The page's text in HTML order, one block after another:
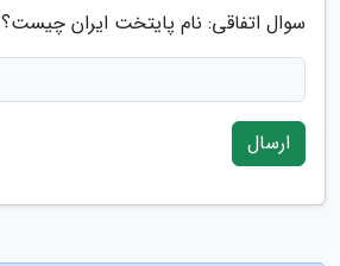
سوال اتفاقی: نام پایتخت ایران چیست؟
ارسال